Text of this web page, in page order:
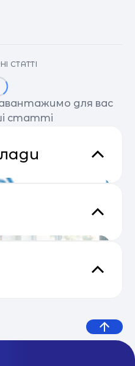
СТАТТІ
для вас
статті